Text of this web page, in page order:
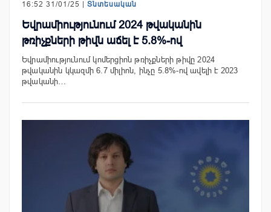
16:52 31/01/25 | Տնտեսական
Եվրամիությունում 2024 թվականին
թռիչքների թիվն աճել է 5.8%-ով
Եվրամիությունում կոմերցիոն թռիչքների թիվը 2024
թվականին կկազմի 6.7 միլիոն, ինչը 5.8%-ով ավելի է 2023
թվականի…